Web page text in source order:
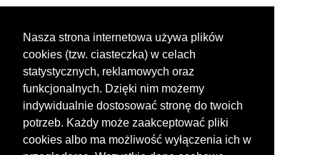
Nasza strona internetowa używa plików
cookies (tzw. ciasteczka) w celach
statystycznych, reklamowych oraz
funkcjonalnych. Dzięki nim możemy
indywidualnie dostosować stronę do twoich
potrzeb. Każdy może zaakceptować pliki
cookies albo ma możliwość wyłączenia ich w